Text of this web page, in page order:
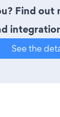
Find out
See the